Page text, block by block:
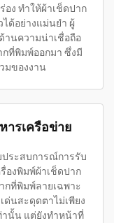
ง ทำให้ผ้าเช็ดปาก
ด้อย่างแม่นยำ ผู้
านความน่าเชื่อถือ
ที่พิมพ์ออกมา ซึ่งมี
มของงาน
ารเครือข่าย
ประสบการณ์การรับ
องพิมพ์ผ้าเช็ดปาก
กที่พิมพ์ลายเฉพาะ
นสะดุดตาไม่เพียง
านั้น แต่ยังทำหน้าที่